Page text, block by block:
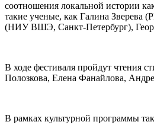
соотношения локальной истории
такие ученые, как Галина
(НИУ ВШЭ, Санкт-Петербург),
В ходе фестиваля пройдут чтения
Полозкова, Елена Фанайлова,
В рамках культурной программы